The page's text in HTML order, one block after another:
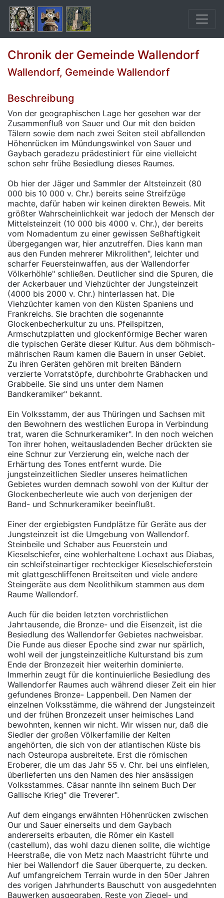
Chronik der Gemeinde Wallendorf
Wallendorf, Gemeinde Wallendorf
Beschreibung
Von der geographischen Lage her gesehen war der
Zusammenfluß von Sauer und Our mit den beiden
Tälern sowie dem nach zwei Seiten steil abfallenden
Höhenrücken im Mündungswinkel von Sauer und
Gaybach geradezu prädestiniert für eine vielleicht
schon sehr frühe Besiedlung dieses Raumes.
Ob hier der Jäger und Sammler der Altsteinzeit (80
000 bis 10 000 v. Chr.) bereits seine Streifzüge
machte, dafür haben wir keinen direkten Beweis. Mit
größter Wahrscheinlichkeit war jedoch der Mensch der
Mittelsteinzeit (10 000 bis 4000 v. Chr.), der bereits
vom Nomadentum zu einer gewissen Seßhaftigkeit
übergegangen war, hier anzutreffen. Dies kann man
aus den Funden mehrerer Mikrolithen", leichter und
scharfer Feuersteinwaffen, aus der Wallendorfer
Völkerhöhle" schließen. Deutlicher sind die Spuren, die
der Ackerbauer und Viehzüchter der Jungsteinzeit
(4000 bis 2000 v. Chr.) hinterlassen hat. Die
Viehzüchter kamen von den Küsten Spaniens und
Frankreichs. Sie brachten die sogenannte
Glockenbecherkultur zu uns. Pfeilspitzen,
Armschutzplatten und glockenförmige Becher waren
die typischen Geräte dieser Kultur. Aus dem böhmisch-
mährischen Raum kamen die Bauern in unser Gebiet.
Zu ihren Geräten gehören mit breiten Bändern
verzierte Vorratstöpfe, durchbohrte Grabhacken und
Grabbeile. Sie sind uns unter dem Namen
Bandkeramiker" bekannt.
Ein Volksstamm, der aus Thüringen und Sachsen mit
den Bewohnern des westlichen Europa in Verbindung
trat, waren die Schnurkeramiker". In den noch weichen
Ton ihrer hohen, weitausladenden Becher drückten sie
eine Schnur zur Verzierung ein, welche nach der
Erhärtung des Tones entfernt wurde. Die
jungsteinzeitlichen Siedler unseres heimatlichen
Gebietes wurden demnach sowohl von der Kultur der
Glockenbecherleute wie auch von derjenigen der
Band- und Schnurkeramiker beeinflußt.
Einer der ergiebigsten Fundplätze für Geräte aus der
Jungsteinzeit ist die Umgebung von Wallendorf.
Steinbeile und Schaber aus Feuerstein und
Kieselschiefer, eine wohlerhaltene Lochaxt aus Diabas,
ein schleifsteinartiger rechteckiger Kieselschieferstein
mit glattgeschliffenen Breitseiten und viele andere
Steingeräte aus dem Neolithikum stammen aus dem
Raume Wallendorf.
Auch für die beiden letzten vorchristlichen
Jahrtausende, die Bronze- und die Eisenzeit, ist die
Besiedlung des Wallendorfer Gebietes nachweisbar.
Die Funde aus dieser Epoche sind zwar nur spärlich,
wohl weil der jungsteinzeitliche Kulturstand bis zum
Ende der Bronzezeit hier weiterhin dominierte.
Immerhin zeugt für die kontinuierliche Besiedlung des
Wallendorfer Raumes auch während dieser Zeit ein hier
gefundenes Bronze- Lappenbeil. Den Namen der
einzelnen Volksstämme, die während der Jungsteinzeit
und der frühen Bronzezeit unser heimisches Land
bewohnten, kennen wir nicht. Wir wissen nur, daß die
Siedler der großen Völkerfamilie der Kelten
angehörten, die sich von der atlantischen Küste bis
nach Osteuropa ausbreitete. Erst die römischen
Eroberer, die um das Jahr 55 v. Chr. bei uns einfielen,
überlieferten uns den Namen des hier ansässigen
Volksstammes. Cäsar nannte ihn seinem Buch Der
Gallische Krieg" die Treverer".
Auf dem eingangs erwähnten Höhenrücken zwischen
Our und Sauer einerseits und dem Gaybach
andererseits erbauten, die Römer ein Kastell
(castellum), das wohl dazu dienen sollte, die wichtige
Heerstraße, die von Metz nach Maastricht führte und
hier bei Wallendorf die Sauer überquerte, zu decken.
Auf umfangreichem Terrain wurde in den 50er Jahren
des vorigen Jahrhunderts Bauschutt von ausgedehnten
Bauwerken ausgegraben. Reste von Ziegel- und